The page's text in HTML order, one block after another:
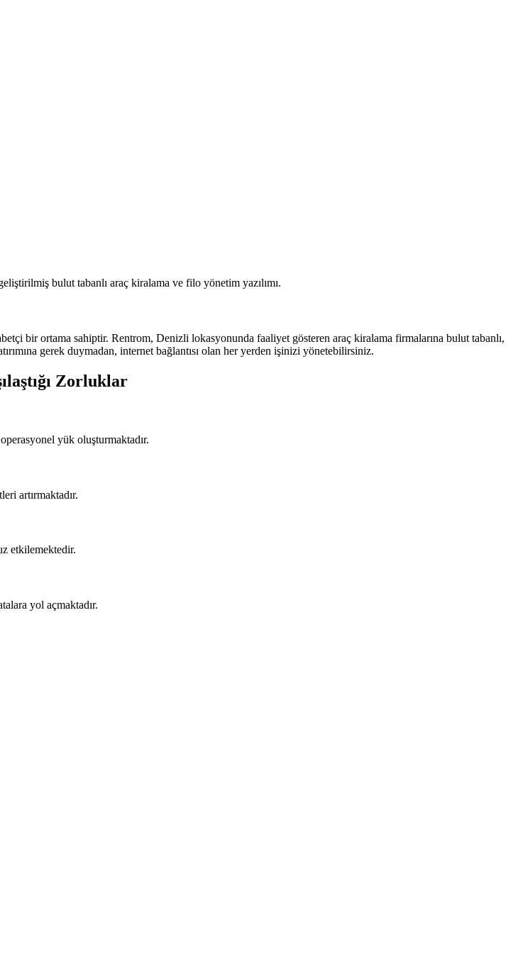
bulut tabanlı araç kiralama ve filo yönetim yazılımı.
bir ortama sahiptir. Rentrom, Denizli lokasyonunda faaliyet gösteren araç kiralama firmalarına bulut tabanlı,
gerek duymadan, internet bağlantısı olan her yerden işinizi yönetebilirsiniz.
Zorluklar
yük oluşturmaktadır.
artırmaktadır.
etkilemektedir.
yol açmaktadır.